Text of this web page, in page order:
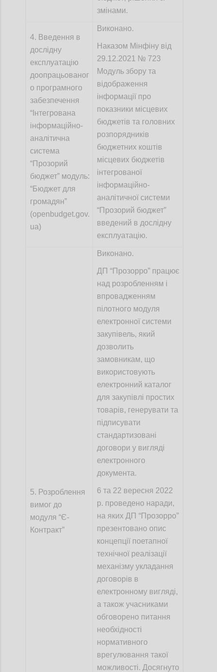
змінами.
4. Введення в
дослідну
експлуатацію
доопрацьованог
о програмного
забезпечення
“Інтегрована
інформаційно-
аналітична
система
“Прозорий
бюджетˮ модуль:
“Бюджет для
громадянˮ
(openbudget.gov.
ua)
Виконано.
Наказом Мінфіну від
29.12.2021 № 723
Модуль збору та
відображення
інформації про
показники місцевих
бюджетів та головних
розпорядників
бюджетних коштів
місцевих бюджетів
інтегрованої
інформаційно-
аналітичної системи
“Прозорий бюджет”
введений в дослідну
експлуатацію.
5. Розроблення
вимог до
модуля “Є-
Контракт”
Виконано.
ДП “Прозорро” працює
над розробленням і
впровадженням
пілотного модуля
електронної системи
закупівель, який
дозволить
замовникам, що
використовують
електронний каталог
для закупівлі простих
товарів, генерувати та
підписувати
стандартизовані
договори у вигляді
електронного
документа.
6 та 22 вересня 2022
р. проведено наради,
на яких ДП “Прозорро”
презентовано опис
концепції поетапної
технічної реалізації
механізму укладання
договорів в
електронному вигляді,
а також учасниками
обговорено питання
необхідності
нормативного
врегулювання такої
можливості. Досягнуто